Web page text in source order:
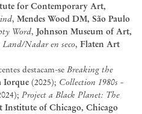
for Contemporary Art,
, Mendes Wood DM, São Paulo
Word, Johnson Museum of Art,
Nadar en seco, Flaten Art
destacam-se Breaking the
Iorque (2025); Collection 1980s -
Project a Black Planet: The
Institute of Chicago, Chicago